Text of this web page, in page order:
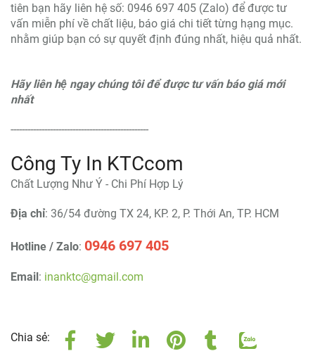
tiên bạn hãy liên hệ số: 0946 697 405 (Zalo) để được tư
vấn miễn phí về chất liệu, báo giá chi tiết từng hạng mục.
nhằm giúp bạn có sự quyết định đúng nhất, hiệu quả nhất.
Hãy liên hệ ngay chúng tôi để được tư vấn báo giá mới
nhất
-------------------------------------------------
Công Ty In KTCcom
Chất Lượng Như Ý - Chi Phí Hợp Lý
Địa chỉ: 36/54 đường TX 24, KP. 2, P. Thới An, TP. HCM
Hotline / Zalo: 0946 697 405
Email: inanktc@gmail.com
Chia sẻ: